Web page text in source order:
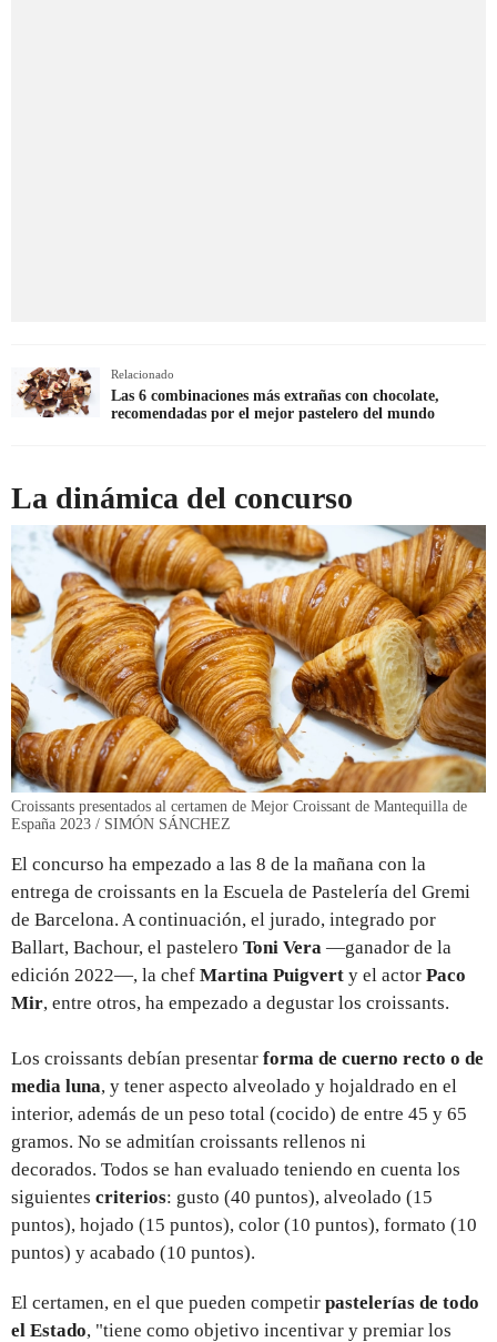
Relacionado
Las 6 combinaciones más extrañas con chocolate,
recomendadas por el mejor pastelero del mundo
La dinámica del concurso
Croissants presentados al certamen de Mejor Croissant de Mantequilla de
España 2023 / SIMÓN SÁNCHEZ
El concurso ha empezado a las 8 de la mañana con la
entrega de croissants en la Escuela de Pastelería del Gremi
de Barcelona. A continuación, el jurado, integrado por
Ballart, Bachour, el pastelero Toni Vera —ganador de la
edición 2022—, la chef Martina Puigvert y el actor Paco
Mir, entre otros, ha empezado a degustar los croissants.
Los croissants debían presentar forma de cuerno recto o de
media luna, y tener aspecto alveolado y hojaldrado en el
interior, además de un peso total (cocido) de entre 45 y 65
gramos. No se admitían croissants rellenos ni
decorados. Todos se han evaluado teniendo en cuenta los
siguientes criterios: gusto (40 puntos), alveolado (15
puntos), hojado (15 puntos), color (10 puntos), formato (10
puntos) y acabado (10 puntos).
El certamen, en el que pueden competir pastelerías de todo
el Estado, "tiene como objetivo incentivar y premiar los